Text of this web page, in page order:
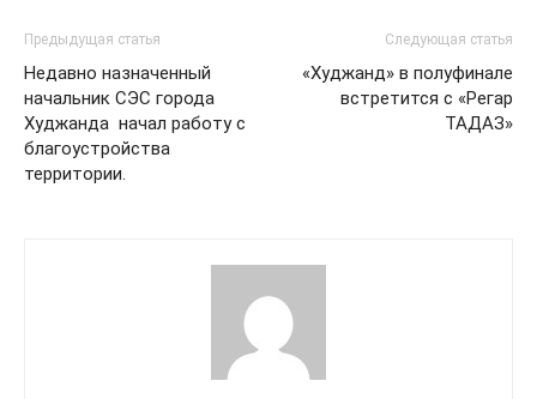
Предыдущая статья
Недавно назначенный
начальник СЭС города
Худжанда начал работу с
благоустройства
территории.
Следующая статья
«Худжанд» в полуфинале
встретится с «Регар
ТАДАЗ»